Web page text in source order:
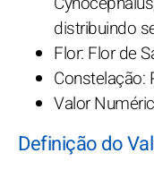
distribuindo
Flor: Flor de
Constelação:
Valor
Definição do